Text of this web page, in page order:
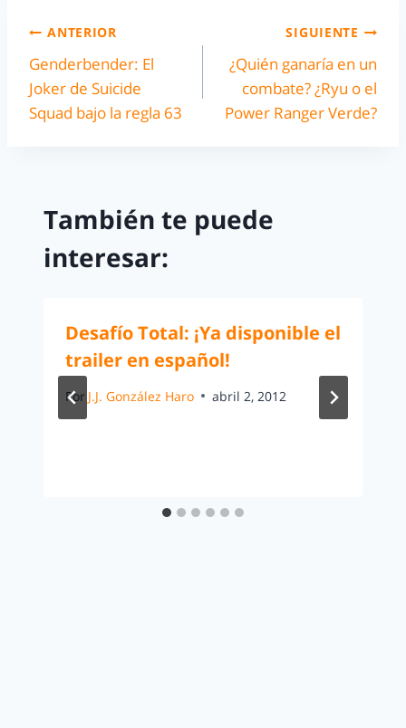
ANTERIOR
Genderbender: El
Joker de Suicide
Squad bajo la regla 63
SIGUIENTE
¿Quién ganaría en un
combate? ¿Ryu o el
Power Ranger Verde?
También te puede
interesar:
Desafío Total: ¡Ya disponible el
trailer en español!
Por J.J. González Haro abril 2, 2012